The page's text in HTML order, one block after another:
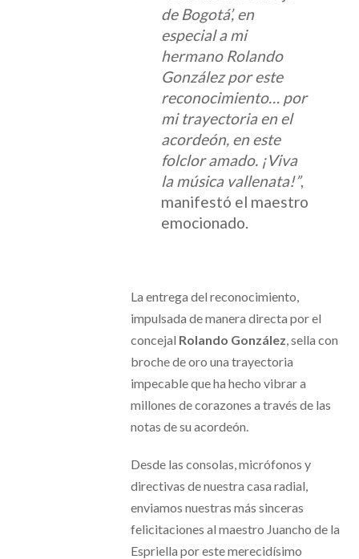
de Bogotá’, en
especial a mi
hermano Rolando
González por este
reconocimiento… por
mi trayectoria en el
acordeón, en este
folclor amado. ¡Viva
la música vallenata!”,
manifestó el maestro
emocionado.
La entrega del reconocimiento,
impulsada de manera directa por el
concejal Rolando González, sella con
broche de oro una trayectoria
impecable que ha hecho vibrar a
millones de corazones a través de las
notas de su acordeón.
Desde las consolas, micrófonos y
directivas de nuestra casa radial,
enviamos nuestras más sinceras
felicitaciones al maestro Juancho de la
Espriella por este merecidísimo